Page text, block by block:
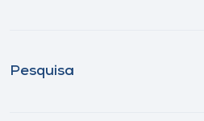
Pesquisa